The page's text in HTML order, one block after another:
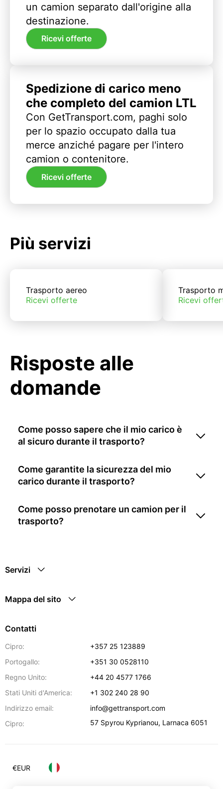
un camion separato dall'origine alla
destinazione.
Ricevi offerte
Spedizione di carico meno
che completo del camion LTL
Con GetTransport.com, paghi solo
per lo spazio occupato dalla tua
merce anziché pagare per l'intero
camion o contenitore.
Ricevi offerte
Più servizi
Trasporto aereo
Ricevi offerte
Trasporto
Ricevi
Risposte alle
domande
Come posso sapere che il mio carico è
al sicuro durante il trasporto?
Come garantite la sicurezza del mio
carico durante il trasporto?
Come posso prenotare un camion per il
trasporto?
Servizi
Mappa del sito
Contatti
Cipro:
+357 25 123889
Portogallo:
+351 30 0528110
Regno Unito:
+44 20 4577 1766
Stati Uniti d'America:
+1 302 240 28 90
Indirizzo email:
info@gettransport.com
Cipro:
57 Spyrou Kyprianou, Larnaca 6051
€EUR